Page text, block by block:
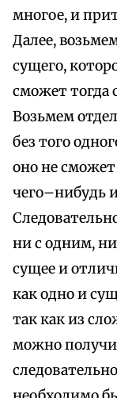
многое, и
Далее,
сущего,
сможет тогда
Возьмем
без того
оно не
чего–нибудь
ни с одним,
сущее и
как одно и
так как из
можно